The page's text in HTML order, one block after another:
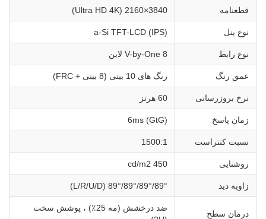
قطعنامه 3840×2160 (Ultra HD 4K)
نوع پنل a-Si TFT-LCD (IPS)
نوع رابط V-by-One 8 لاین
عمق رنگ رنگ های 10 بیتی (8 بیتی + FRC)
نرخ بروزرسانی 60 هرتز
زمان پاسخ 6ms (GtG)
نسبت کنتراست 1500:1
روشنایی 450 cd/m2
زاویه دید 89°/89°/89°/89° (L/R/U/D)
درمان سطح
ضد درخشش (مه 25٪) ، پوشش سخت